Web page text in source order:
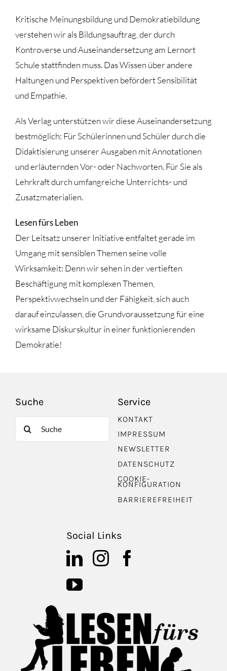
Kritische Meinungsbildung und Demokratiebildung
verstehen wir als Bildungsauftrag, der durch
Kontroverse und Auseinandersetzung am Lernort
Schule stattfinden muss. Das Wissen über andere
Haltungen und Perspektiven befördert Sensibilität
und Empathie.
Als Verlag unterstützen wir diese Auseinandersetzung
bestmöglich: Für Schülerinnen und Schüler durch die
Didaktisierung unserer Ausgaben mit Annotationen
und erläuternden Vor- oder Nachworten. Für Sie als
Lehrkraft durch umfangreiche Unterrichts- und
Zusatzmaterialien.
Lesen fürs Leben
Der Leitsatz unserer Initiative entfaltet gerade im
Umgang mit sensiblen Themen seine volle
Wirksamkeit: Denn wir sehen in der vertieften
Beschäftigung mit komplexen Themen,
Perspektivwechseln und der Fähigkeit, sich auch
darauf einzulassen, die Grundvoraussetzung für eine
wirksame Diskurskultur in einer funktionierenden
Demokratie!
Suche
Suche
Service
KONTAKT
IMPRESSUM
NEWSLETTER
DATENSCHUTZ
COOKIE-
KONFIGURATION
BARRIEREFREIHEIT
Social Links